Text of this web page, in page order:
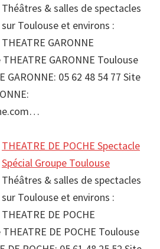
Théâtres & salles de spectacles
sur Toulouse et environs :
THEATRE GARONNE
GARONNE Toulouse
GARONNE: 05 62 48 54 77 Site
THEATRE DE POCHE Spectacle
Spécial Groupe Toulouse
Théâtres & salles de spectacles
sur Toulouse et environs :
THEATRE DE POCHE
DE POCHE Toulouse